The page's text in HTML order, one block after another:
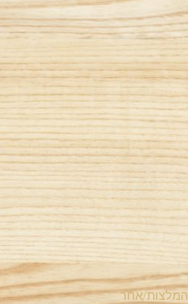
המלצות/אחר